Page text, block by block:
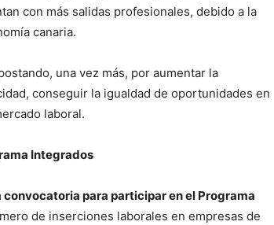
con más salidas profesionales, debido a la
canaria.
una vez más, por aumentar la
conseguir la igualdad de oportunidades en
laboral.
Integrados
convocatoria para participar en el Programa
de inserciones laborales en empresas de